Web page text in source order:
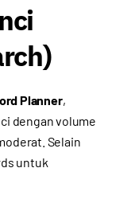
Planner,
dengan volume
Selain
untuk